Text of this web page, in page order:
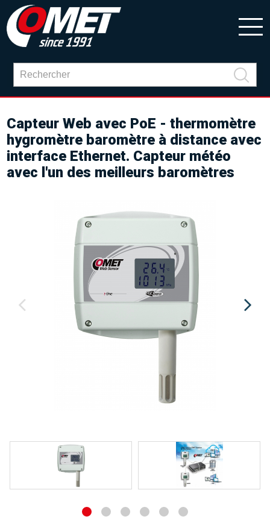
Capteur Web avec PoE - thermomètre
hygromètre baromètre à distance avec
interface Ethernet. Capteur météo
avec l'un des meilleurs baromètres